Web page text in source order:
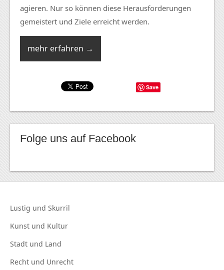
agieren. Nur so können diese Herausforderungen
gemeistert und Ziele erreicht werden.
mehr erfahren →
Save
Folge uns auf Facebook
Lustig und Skurril
Kunst und Kultur
Stadt und Land
Recht und Unrecht